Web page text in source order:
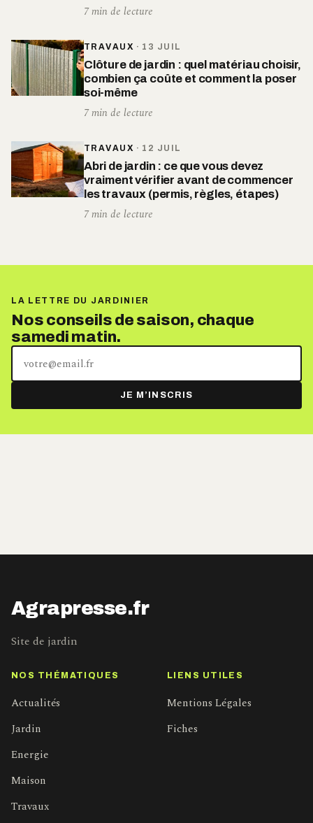
7 min de lecture
TRAVAUX · 13 JUIL
Clôture de jardin : quel matériau choisir,
combien ça coûte et comment la poser
soi-même
7 min de lecture
TRAVAUX · 12 JUIL
Abri de jardin : ce que vous devez
vraiment vérifier avant de commencer
les travaux (permis, règles, étapes)
7 min de lecture
LA LETTRE DU JARDINIER
Nos conseils de saison, chaque
samedi matin.
adresse
mail
JE M’INSCRIS
Agrapresse.fr
Site de jardin
NOS THÉMATIQUES
Actualités
Jardin
Energie
Maison
Travaux
LIENS UTILES
Mentions Légales
Fiches